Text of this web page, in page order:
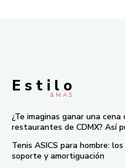
E s t i l o
& M À S
¿Te imaginas ganar una
restaurantes de CDMX? Así
Tenis ASICS para hombre:
soporte y amortiguación